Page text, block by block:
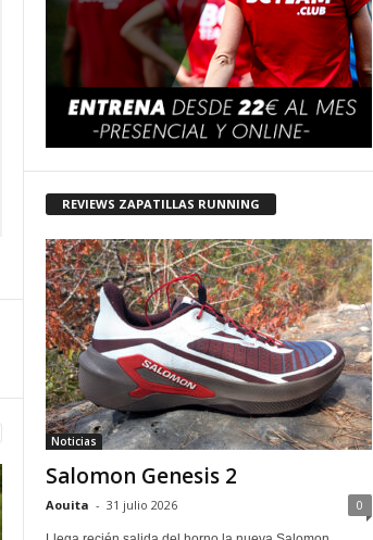
REVIEWS ZAPATILLAS RUNNING
Noticias
Salomon Genesis 2
Aouita - 31 julio 2026 0